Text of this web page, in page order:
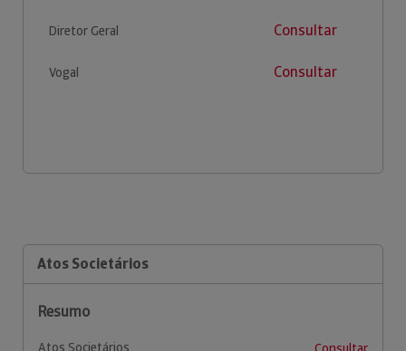
Diretor Geral Consultar
Vogal Consultar
Atos Societários
Resumo
Atos Societários